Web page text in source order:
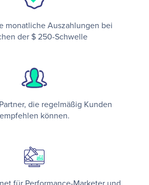
monatliche Auszahlungen bei
der $ 250-Schwelle
die regelmäßig Kunden
empfehlen können.